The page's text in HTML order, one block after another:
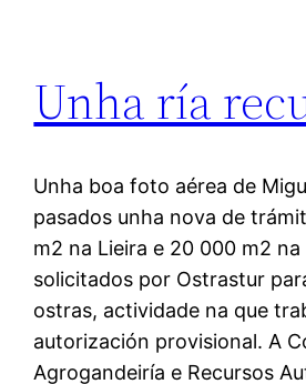
Unha ría
Unha boa foto aérea de
pasados unha nova de
m2 na Lieira e 20 000 m2
solicitados por Ostrastur
ostras, actividade na que
autorización provisional. A
Agrogandeiría e Recursos